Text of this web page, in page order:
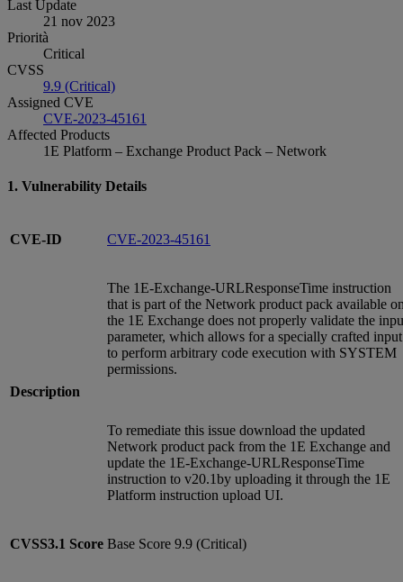
Last Update
21 nov 2023
Priorità
Critical
CVSS
9.9 (Critical)
Assigned CVE
CVE-2023-45161
Affected Products
1E Platform – Exchange Product Pack – Network
1. Vulnerability Details
CVE-ID CVE-2023-45161
Description
The 1E-Exchange-URLResponseTime instruction
that is part of the Network product pack available
the 1E Exchange does not properly validate the
parameter, which allows for a specially crafted input
to perform arbitrary code execution with SYSTEM
permissions.
To remediate this issue download the updated
Network product pack from the 1E Exchange and
update the 1E-Exchange-URLResponseTime
instruction to v20.1by uploading it through the 1E
Platform instruction upload UI.
CVSS3.1 Score Base Score 9.9 (Critical)